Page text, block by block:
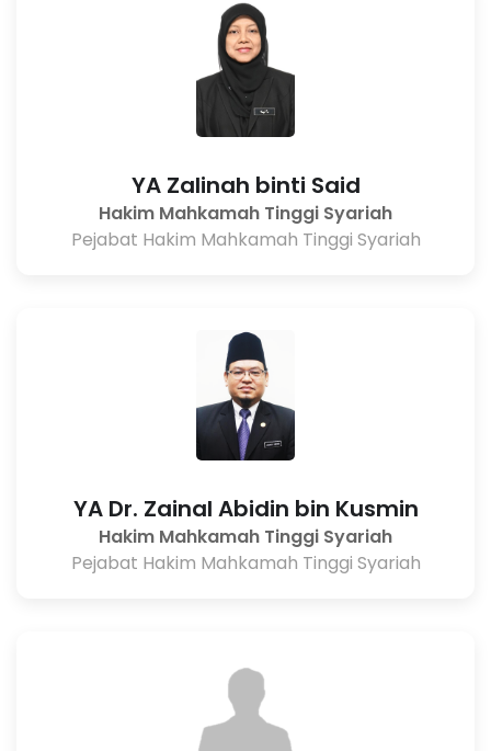
YA Zalinah binti Said
Hakim Mahkamah Tinggi Syariah
Pejabat Hakim Mahkamah Tinggi Syariah
YA Dr. Zainal Abidin bin Kusmin
Hakim Mahkamah Tinggi Syariah
Pejabat Hakim Mahkamah Tinggi Syariah